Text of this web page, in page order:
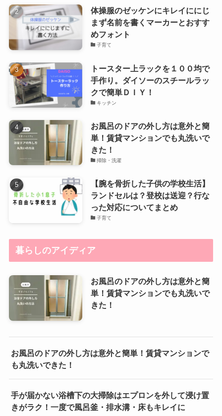
体操服のゼッケンにキレイににじ
まず名前を書くマーカーとおすす
めフォント
子育て
トースター上ラックを１００均で
手作り。ダイソーのスチールラッ
クで簡単ＤＩＹ！
キッチン
お風呂のドアの外し方は意外と簡
単！賃貸マンションでも丸洗いで
きた！
掃除・洗濯
【腕を骨折した子供の学校生活】
ランドセルは？登校は送迎？行な
った対応についてまとめ
子育て
暮らしのアイディア
お風呂のドアの外し方は意外と簡
単！賃貸マンションでも丸洗いで
きた！
お風呂のドアの外し方は意外と簡単！賃貸マンションで
も丸洗いできた！
手が届かない浴槽下の大掃除はエプロンを外して浸け置
きがラク！一度で風呂釜・排水溝・床もキレイに